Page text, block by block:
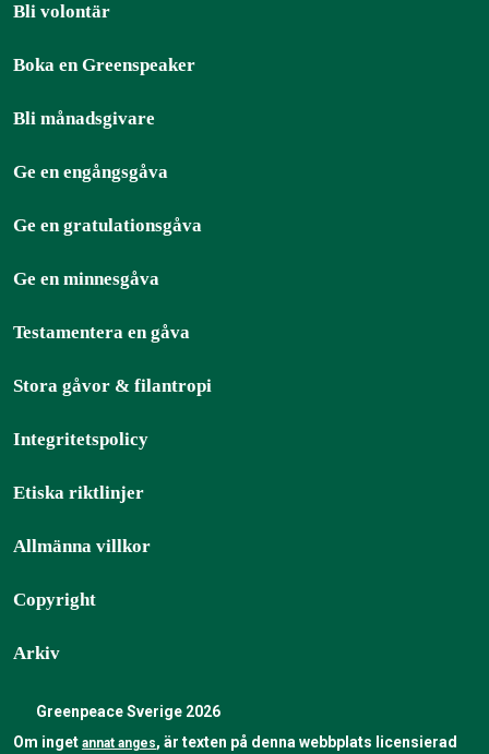
Bli volontär
Boka en Greenspeaker
Bli månadsgivare
Ge en engångsgåva
Ge en gratulationsgåva
Ge en minnesgåva
Testamentera en gåva
Stora gåvor & filantropi
Integritetspolicy
Etiska riktlinjer
Allmänna villkor
Copyright
Arkiv
Greenpeace Sverige 2026
Om inget annat anges, är texten på denna webbplats licensierad